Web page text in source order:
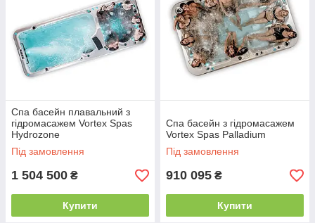
Спа басейн плавальний з
гідромасажем Vortex Spas
Hydrozone
Під замовлення
1 504 500 ₴
Купити
Спа басейн з гідромасажем
Vortex Spas Palladium
Під замовлення
910 095 ₴
Купити